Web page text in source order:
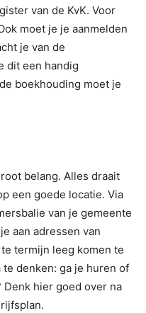
van de KvK. Voor
moet je je aanmelden
je van de
dit een handig
boekhouding moet je
belang. Alles draait
een goede locatie. Via
van je gemeente
aan adressen van
termijn leeg komen te
te denken: ga je huren of
Denk hier goed over na